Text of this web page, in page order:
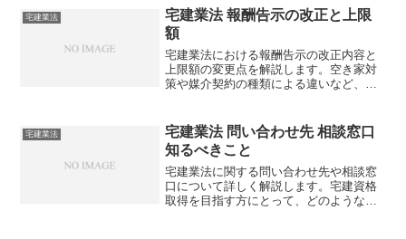
宅建業法
宅建業法 報酬告示の改正と上限
額
宅建業法における報酬告示の改正内容と
上限額の変更点を解説します。空き家対
策や媒介契約の種類による違いなど、実
しょうか？
宅建業法
宅建業法 問い合わせ先 相談窓口
知るべきこと
宅建業法に関する問い合わせ先や相談窓
口について詳しく解説します。宅建資格
取得を目指す方にとって、どのような情